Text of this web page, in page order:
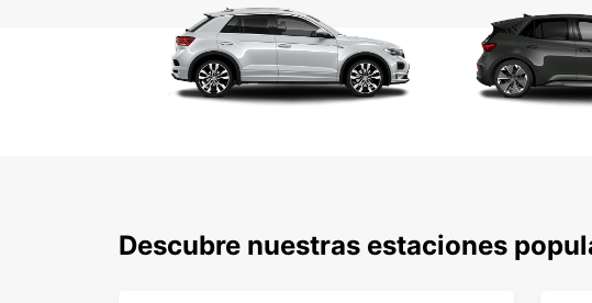
Descubre nuestras estaciones